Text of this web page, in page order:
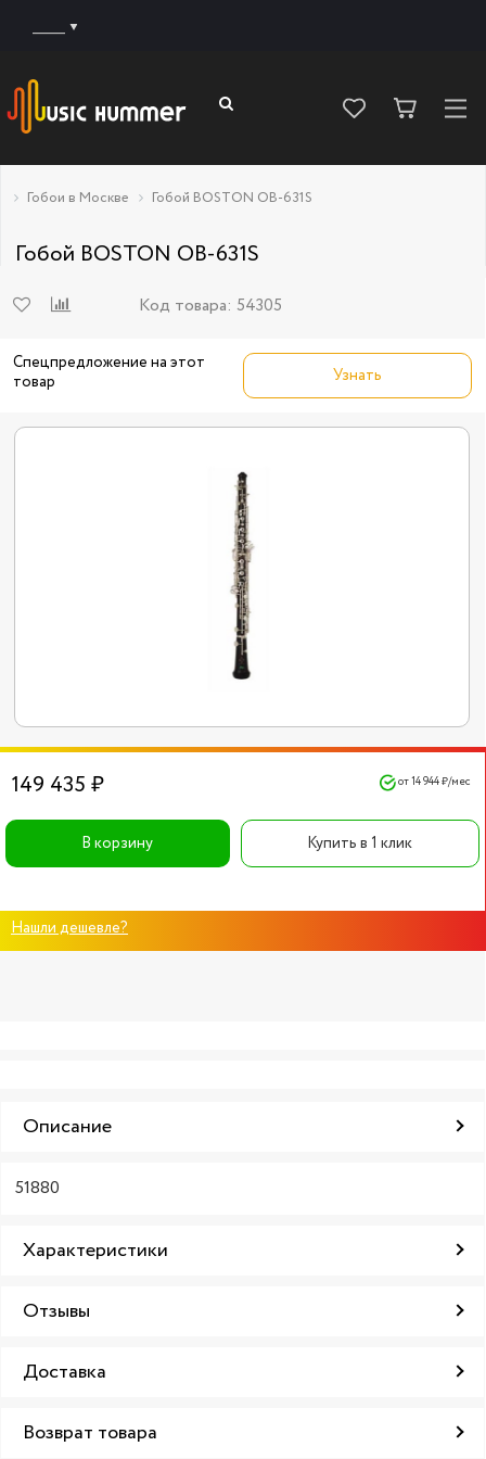
Гобои в Москве Гобой BOSTON OB-631S
Гобой BOSTON OB-631S
Код товара: 54305
Спецпредложение на этот
товар
Узнать
149 435 ₽ от 14 944 ₽/мес
В корзину Купить в 1 клик
Нашли дешевле?
Описание
51880
Характеристики
Отзывы
Доставка
Возврат товара